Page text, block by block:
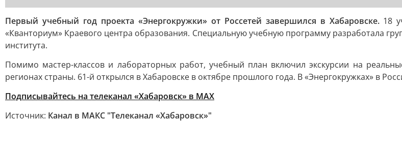
Первый учебный год проекта «Энергокружки» от Россетей завершился в Хабаровске. 18
«Кванториум» Краевого центра образования. Специальную учебную программу разработала
института.
Помимо мастер-классов и лабораторных работ, учебный план включил экскурсии на
регионах страны. 61-й открылся в Хабаровске в октябре прошлого года. В «Энергокружках» в
Подписывайтесь на телеканал «Хабаровск» в MAX
Источник: Канал в МАКС "Телеканал «Хабаровск»"